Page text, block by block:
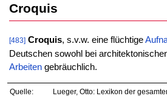
Croquis
[483] Croquis, s.v.w. eine flüchtige
Deutschen sowohl bei
Arbeitengebräuchlich.
Quelle:
Lueger, Otto: Lexikon der